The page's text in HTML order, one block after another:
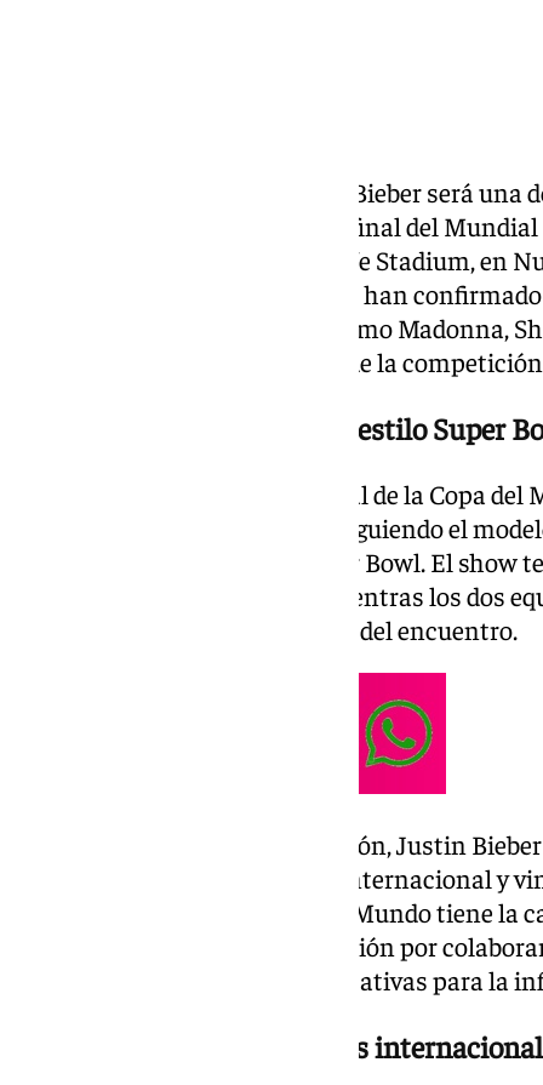
El cantante canadiense Justin Bieber será una
espectáculo del descanso de la final del
domingo 19 de julio en el MetLife Stadium, en
y la organización Global Citizen han
que ya contaba con nombres como Madonna,
marcará un hito en la historia de la
Primera final de Mundial al estilo Super
Será la primera vez que una final de la Copa
musical durante el descanso, siguiendo el
estadounidenses como la Super Bowl. El
de 11 minutos y se celebrará mientras los dos
para disputar la segunda mitad del encuentro.
Tras confirmarse su participación, Justin
de un evento con repercusión internacional y
artista aseguró que la Copa del Mundo tiene la
personas y expresó su satisfacción por
ampliar las oportunidades educativas para la
Un cartel plagado de artistas